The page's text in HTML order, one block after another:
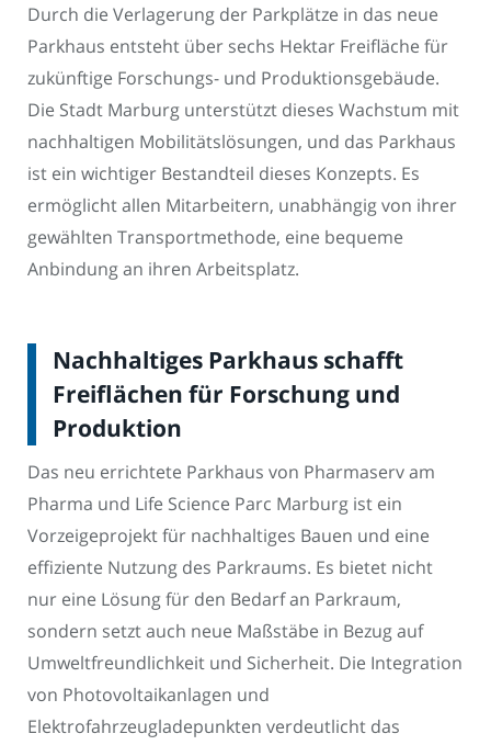
Durch die Verlagerung der Parkplätze in das neue
Parkhaus entsteht über sechs Hektar Freifläche für
zukünftige Forschungs- und Produktionsgebäude.
Die Stadt Marburg unterstützt dieses Wachstum mit
nachhaltigen Mobilitätslösungen, und das Parkhaus
ist ein wichtiger Bestandteil dieses Konzepts. Es
ermöglicht allen Mitarbeitern, unabhängig von ihrer
gewählten Transportmethode, eine bequeme
Anbindung an ihren Arbeitsplatz.
Nachhaltiges Parkhaus schafft
Freiflächen für Forschung und
Produktion
Das neu errichtete Parkhaus von Pharmaserv am
Pharma und Life Science Parc Marburg ist ein
Vorzeigeprojekt für nachhaltiges Bauen und eine
effiziente Nutzung des Parkraums. Es bietet nicht
nur eine Lösung für den Bedarf an Parkraum,
sondern setzt auch neue Maßstäbe in Bezug auf
Umweltfreundlichkeit und Sicherheit. Die Integration
von Photovoltaikanlagen und
Elektrofahrzeugladepunkten verdeutlicht das